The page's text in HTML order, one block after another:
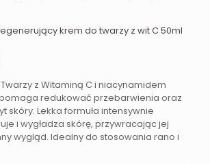
krem do twarzy z wit C 50ml
Twarzy z Witaminą C i niacynamidem
redukować przebarwienia oraz
skóry. Lekka formuła intensywnie
i wygładza skórę, przywracając jej
wygląd. Idealny do stosowania rano i